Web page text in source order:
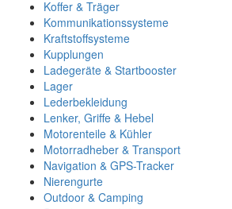
Koffer & Träger
Kommunikationssysteme
Kraftstoffsysteme
Kupplungen
Ladegeräte & Startbooster
Lager
Lederbekleidung
Lenker, Griffe & Hebel
Motorenteile & Kühler
Motorradheber & Transport
Navigation & GPS-Tracker
Nierengurte
Outdoor & Camping